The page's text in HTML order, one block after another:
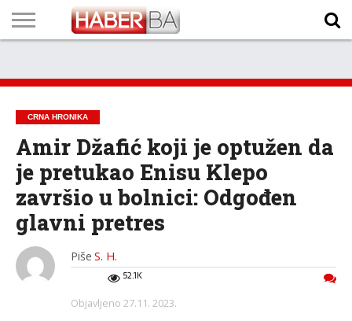
TECH
PROGRAM
PROGNOZA
PUTEVIMA
LISTA
NAMA
CRNA HRONIKA
Amir Džafić koji je optužen da
je pretukao Enisu Klepo
završio u bolnici: Odgođen
glavni pretres
Piše S. H.
52.1K
Objavljeno 27.11. 2023.